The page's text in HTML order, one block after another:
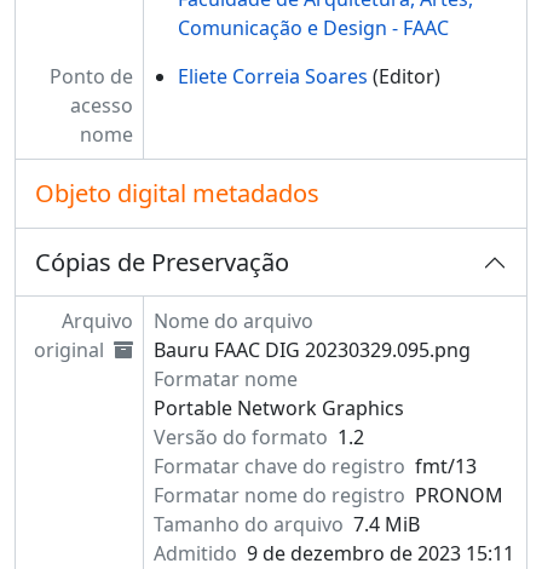
Comunicação e Design - FAAC
Ponto de
acesso
nome
Eliete Correia Soares (Editor)
Objeto digital metadados
Cópias de Preservação
Arquivo
original
Nome do arquivo
Bauru FAAC DIG 20230329.095.png
Formatar nome
Portable Network Graphics
Versão do formato 1.2
Formatar chave do registro fmt/13
Formatar nome do registro PRONOM
Tamanho do arquivo 7.4 MiB
Admitido 9 de dezembro de 2023 15:11